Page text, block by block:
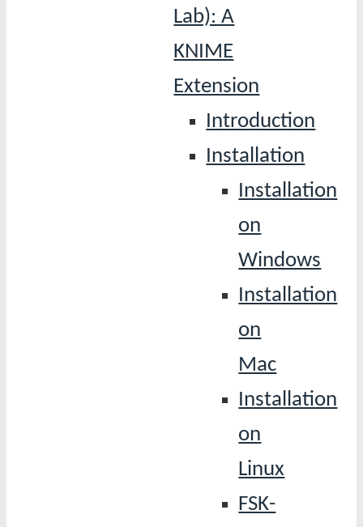
Lab): A
KNIME
Extension
Introduction
Installation
Installation
on
Windows
Installation
on
Mac
Installation
on
Linux
FSK-